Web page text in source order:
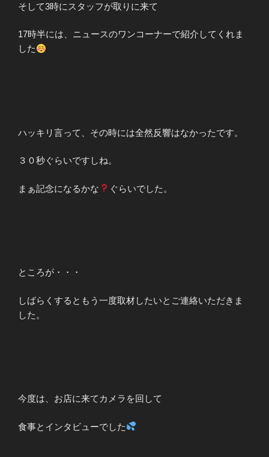
そして3時にスタッフが取りに来て
17時半には、ニュースのワンコーナーで紹介してくれま
した
ハッキリ言って、その時には全然反響はなかったです。
３０秒ぐらいですしね。
まぁ記念になるかな ぐらいでした。
ところが・・・
しばらくするともう一度取材したいとご連絡いただきま
した。
今度は、お店に来てカメラを回して
食事とインタビューでした